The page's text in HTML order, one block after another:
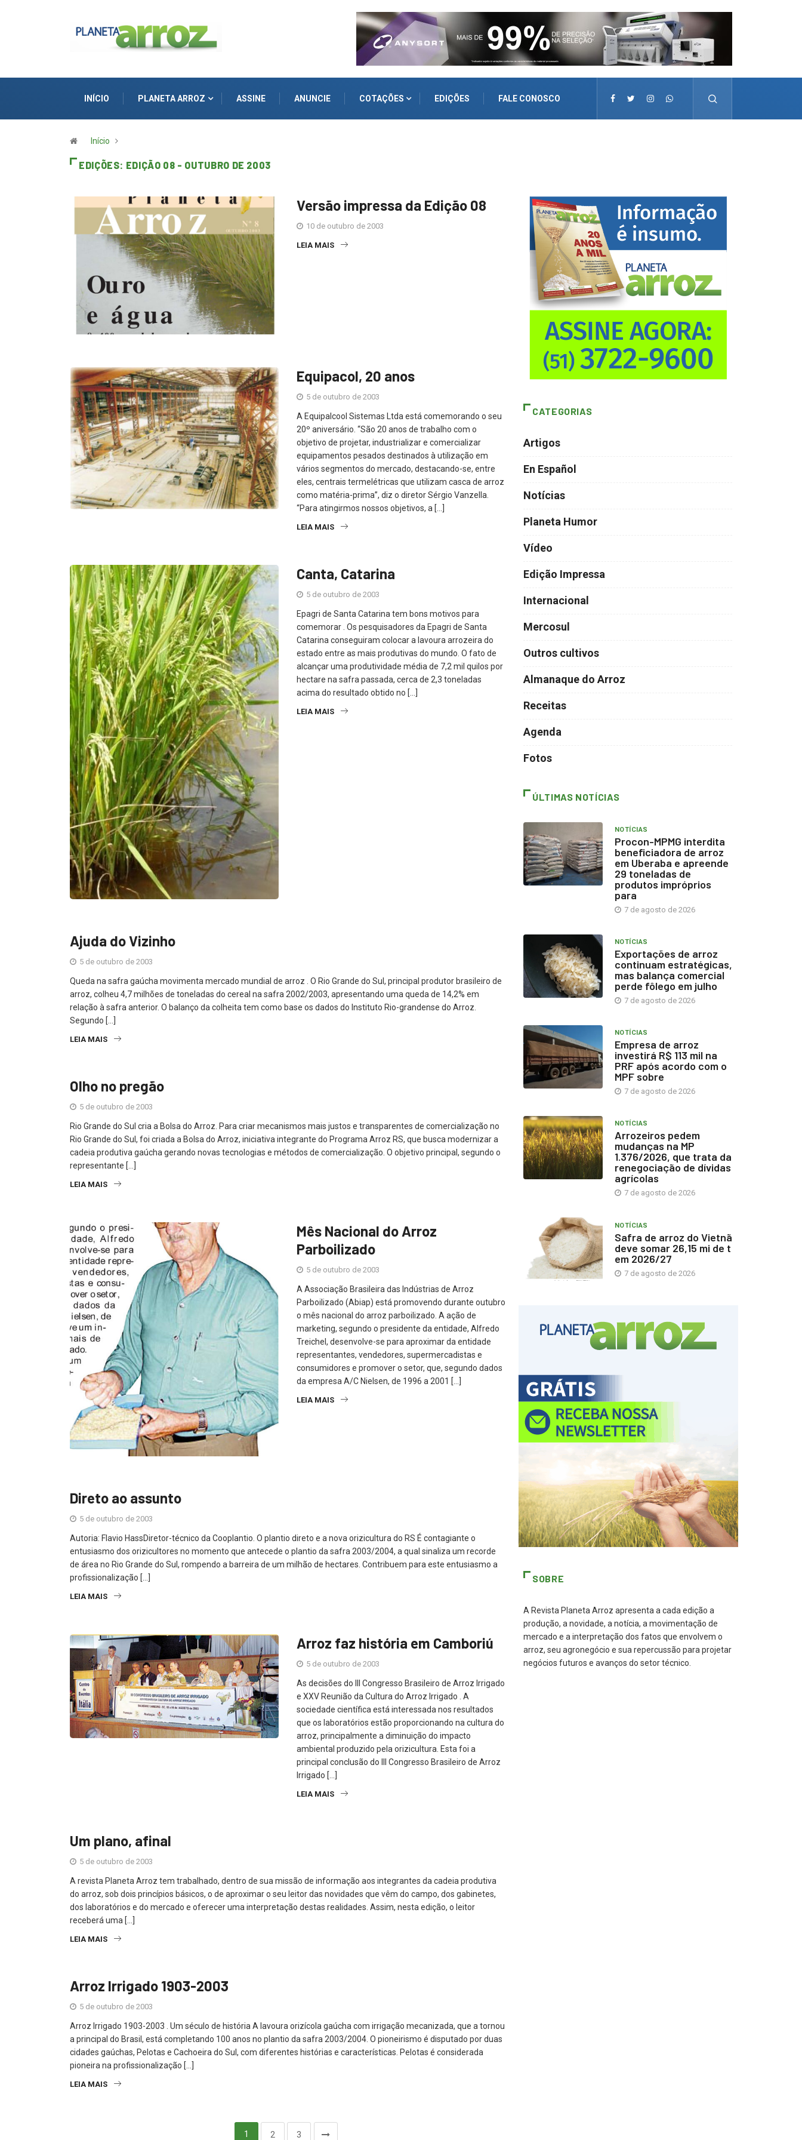
INÍCIO PLANETA ARROZ ASSINE ANUNCIE COTAÇÕES EDIÇÕES FALE CONOSCO
Início
EDIÇÕES: EDIÇÃO 08 - OUTUBRO DE 2003
Versão impressa da Edição 08
10 de outubro de 2003
LEIA MAIS
Equipacol, 20 anos
5 de outubro de 2003
A Equipalcool Sistemas Ltda está comemorando o seu
20º aniversário. “São 20 anos de trabalho com o
objetivo de projetar, industrializar e comercializar
equipamentos pesados destinados à utilização em
vários segmentos do mercado, destacando-se, entre
eles, centrais termelétricas que utilizam casca de arroz
como matéria-prima”, diz o diretor Sérgio Vanzella.
“Para atingirmos nossos objetivos, a […]
LEIA MAIS
Canta, Catarina
5 de outubro de 2003
Epagri de Santa Catarina tem bons motivos para
comemorar . Os pesquisadores da Epagri de Santa
Catarina conseguiram colocar a lavoura arrozeira do
estado entre as mais produtivas do mundo. O fato de
alcançar uma produtividade média de 7,2 mil quilos por
hectare na safra passada, cerca de 2,3 toneladas
acima do resultado obtido no […]
LEIA MAIS
Ajuda do Vizinho
5 de outubro de 2003
Queda na safra gaúcha movimenta mercado mundial de arroz . O Rio Grande do Sul, principal produtor brasileiro de
arroz, colheu 4,7 milhões de toneladas do cereal na safra 2002/2003, apresentando uma queda de 14,2% em
relação à safra anterior. O balanço da colheita tem como base os dados do Instituto Rio-grandense do Arroz.
Segundo […]
LEIA MAIS
Olho no pregão
5 de outubro de 2003
Rio Grande do Sul cria a Bolsa do Arroz. Para criar mecanismos mais justos e transparentes de comercialização no
Rio Grande do Sul, foi criada a Bolsa do Arroz, iniciativa integrante do Programa Arroz RS, que busca modernizar a
cadeia produtiva gaúcha gerando novas tecnologias e métodos de comercialização. O objetivo principal, segundo o
representante […]
LEIA MAIS
Mês Nacional do Arroz
Parboilizado
5 de outubro de 2003
A Associação Brasileira das Indústrias de Arroz
Parboilizado (Abiap) está promovendo durante outubro
o mês nacional do arroz parboilizado. A ação de
marketing, segundo o presidente da entidade, Alfredo
Treichel, desenvolve-se para aproximar da entidade
representantes, vendedores, supermercadistas e
consumidores e promover o setor, que, segundo dados
da empresa A/C Nielsen, de 1996 a 2001 […]
LEIA MAIS
Direto ao assunto
5 de outubro de 2003
Autoria: Flavio HassDiretor-técnico da Cooplantio. O plantio direto e a nova orizicultura do RS É contagiante o
entusiasmo dos orizicultores no momento que antecede o plantio da safra 2003/2004, a qual sinaliza um recorde
de área no Rio Grande do Sul, rompendo a barreira de um milhão de hectares. Contribuem para este entusiasmo a
profissionalização […]
LEIA MAIS
Arroz faz história em Camboriú
5 de outubro de 2003
As decisões do III Congresso Brasileiro de Arroz Irrigado
e XXV Reunião da Cultura do Arroz Irrigado . A
sociedade científica está interessada nos resultados
que os laboratórios estão proporcionando na cultura do
arroz, principalmente a diminuição do impacto
ambiental produzido pela orizicultura. Esta foi a
principal conclusão do III Congresso Brasileiro de Arroz
Irrigado […]
LEIA MAIS
Um plano, afinal
5 de outubro de 2003
A revista Planeta Arroz tem trabalhado, dentro de sua missão de informação aos integrantes da cadeia produtiva
do arroz, sob dois princípios básicos, o de aproximar o seu leitor das novidades que vêm do campo, dos gabinetes,
dos laboratórios e do mercado e oferecer uma interpretação destas realidades. Assim, nesta edição, o leitor
receberá uma […]
LEIA MAIS
Arroz Irrigado 1903-2003
5 de outubro de 2003
Arroz Irrigado 1903-2003 . Um século de história A lavoura orizícola gaúcha com irrigação mecanizada, que a tornou
a principal do Brasil, está completando 100 anos no plantio da safra 2003/2004. O pioneirismo é disputado por duas
cidades gaúchas, Pelotas e Cachoeira do Sul, com diferentes histórias e características. Pelotas é considerada
pioneira na profissionalização […]
LEIA MAIS
1 2 3
CATEGORIAS
Artigos
En Español
Notícias
Planeta Humor
Vídeo
Edição Impressa
Internacional
Mercosul
Outros cultivos
Almanaque do Arroz
Receitas
Agenda
Fotos
ÚLTIMAS NOTÍCIAS
NOTÍCIAS
Procon-MPMG interdita
beneficiadora de arroz
em Uberaba e apreende
29 toneladas de
produtos impróprios
para
7 de agosto de 2026
NOTÍCIAS
Exportações de arroz
continuam estratégicas,
mas balança comercial
perde fôlego em julho
7 de agosto de 2026
NOTÍCIAS
Empresa de arroz
investirá R$ 113 mil na
PRF após acordo com o
MPF sobre
7 de agosto de 2026
NOTÍCIAS
Arrozeiros pedem
mudanças na MP
1.376/2026, que trata da
renegociação de dívidas
agrícolas
7 de agosto de 2026
NOTÍCIAS
Safra de arroz do Vietnã
deve somar 26,15 mi de t
em 2026/27
7 de agosto de 2026
SOBRE
A Revista Planeta Arroz apresenta a cada edição a
produção, a novidade, a notícia, a movimentação de
mercado e a interpretação dos fatos que envolvem o
arroz, seu agronegócio e sua repercussão para projetar
negócios futuros e avanços do setor técnico.